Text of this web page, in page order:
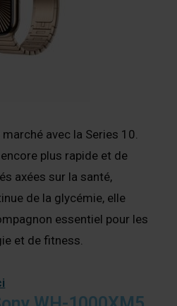
avec la Series 10.
plus rapide et de
axées sur la santé,
de la glycémie, elle
essentiel pour les
et de fitness.